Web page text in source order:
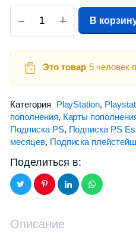
В
Это товар 5 человек
Категория PlayStation,
пополнения, Карты
Подписка PS, Подписка PS
месяцев, Подписка
Поделиться в:
Описание